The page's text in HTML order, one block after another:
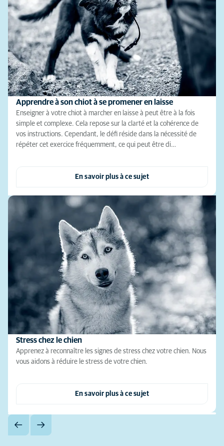
Apprendre à son chiot à se promener en laisse
Enseigner à votre chiot à marcher en laisse à peut être à la fois
simple et complexe. Cela repose sur la clarté et la cohérence de
vos instructions. Cependant, le défi réside dans la nécessité de
répéter cet exercice fréquemment, ce qui peut être di…
En savoir plus à ce sujet
Stress chez le chien
Apprenez à reconnaître les signes de stress chez votre chien. Nous
vous aidons à réduire le stress de votre chien.
En savoir plus à ce sujet